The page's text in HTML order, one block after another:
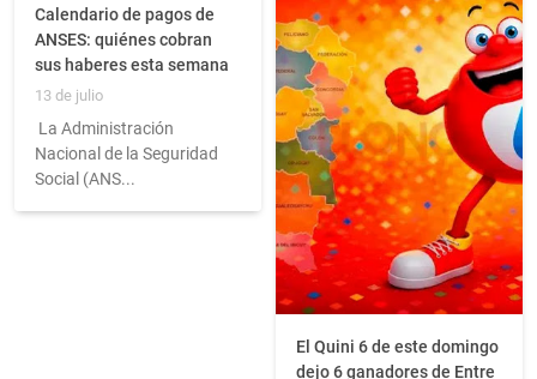
Calendario de pagos de
ANSES: quiénes cobran
sus haberes esta semana
13 de julio
La Administración
Nacional de la Seguridad
Social (ANS...
El Quini 6 de este domingo
dejo 6 ganadores de Entre